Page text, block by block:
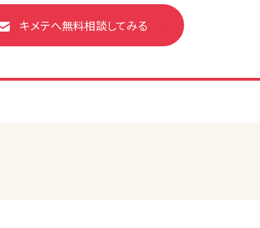
キメテへ無料相談してみる